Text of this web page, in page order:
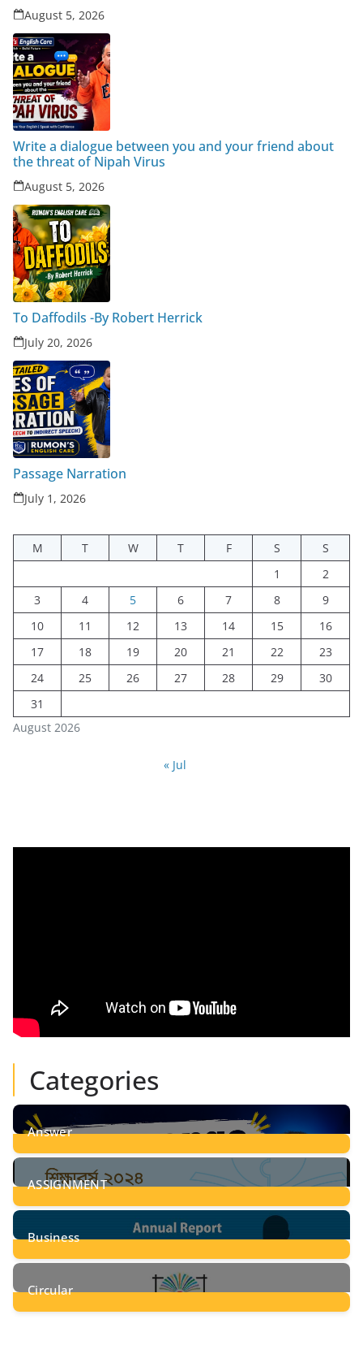
August 5, 2026
Write a dialogue between you and your friend about
the threat of Nipah Virus
August 5, 2026
To Daffodils -By Robert Herrick
July 20, 2026
Passage Narration
July 1, 2026
August 2026
M T W T F S
S
1
2
3
4 5 6 7 8
9
10
11 12 13 14 15
16
17
18 19 20 21 22
23
24
25 26 27 28 29
30
31
« Jul
Categories
Answer
28Posts
ASSIGNMENT
24Posts
Business
8Posts
Circular